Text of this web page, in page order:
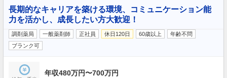
長期的なキャリアを築ける環境、コミュニケーション能
力を活かし、成長したい方大歓迎！
調剤薬局 一般薬剤師 正社員 休日120日 60歳以上
年齢不問
ブランク可
年収480万円〜700万円